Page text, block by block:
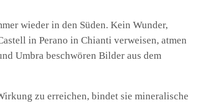
wieder in den Süden. Kein Wunder,
in Perano in Chianti verweisen, atmen
Umbra beschwören Bilder aus dem
zu erreichen, bindet sie mineralische